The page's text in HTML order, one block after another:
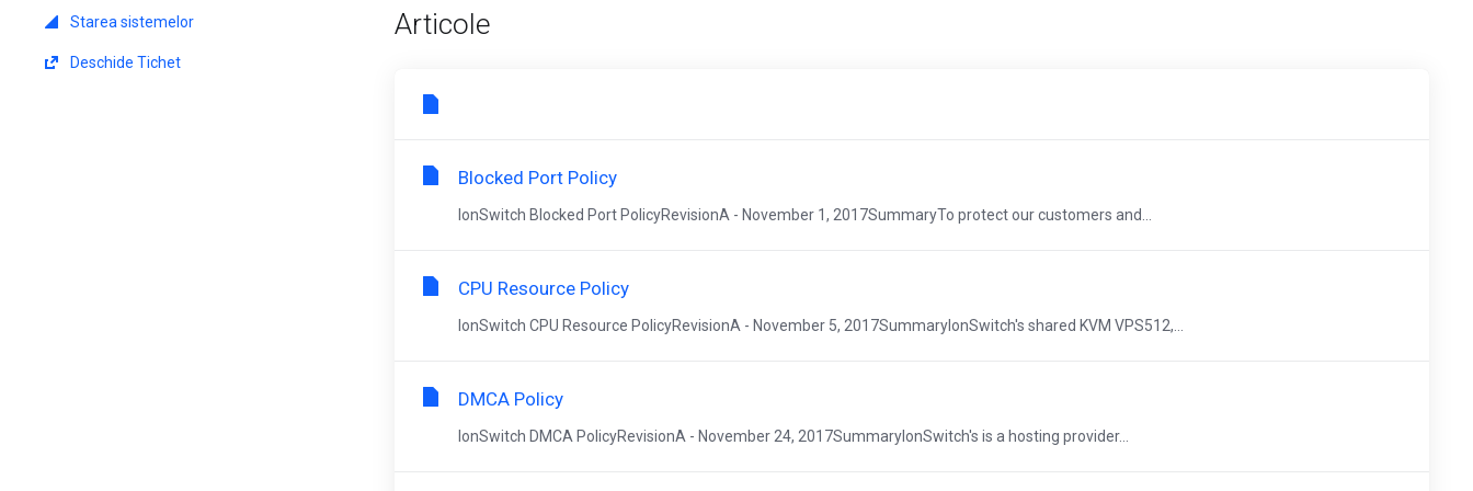
Starea sistemelor
Deschide Tichet
Articole
Blocked Port Policy
IonSwitch Blocked Port PolicyRevisionA - November 1, 2017SummaryTo protect our customers and...
CPU Resource Policy
IonSwitch CPU Resource PolicyRevisionA - November 5, 2017SummaryIonSwitch's shared KVM VPS512,...
DMCA Policy
IonSwitch DMCA PolicyRevisionA - November 24, 2017SummaryIonSwitch's is a hosting provider...